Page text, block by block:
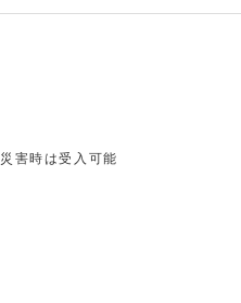
災害時は受入可能